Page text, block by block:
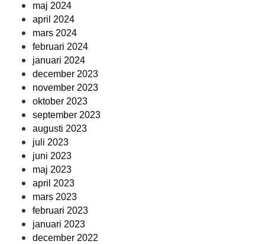
maj 2024
april 2024
mars 2024
februari 2024
januari 2024
december 2023
november 2023
oktober 2023
september 2023
augusti 2023
juli 2023
juni 2023
maj 2023
april 2023
mars 2023
februari 2023
januari 2023
december 2022